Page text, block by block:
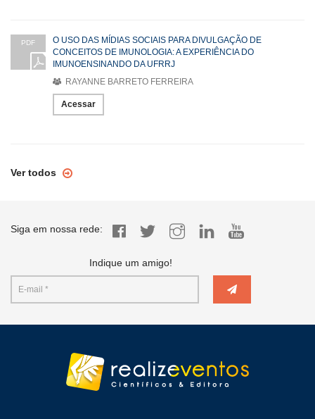
PDF
O USO DAS MÍDIAS SOCIAIS PARA DIVULGAÇÃO DE
CONCEITOS DE IMUNOLOGIA: A EXPERIÊNCIA DO
IMUNOENSINANDO DA UFRRJ
RAYANNE BARRETO FERREIRA
Acessar
Ver todos
Siga em nossa rede:
Indique um amigo!